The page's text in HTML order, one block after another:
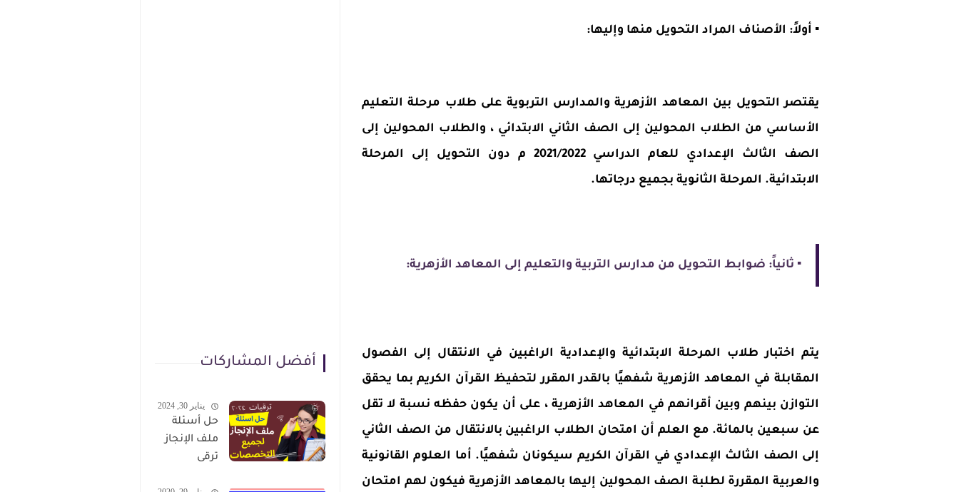
▪️ أولاً: الأصناف المراد التحويل منها وإليها:
يقتصر التحويل بين المعاهد الأزهرية والمدارس التربوية على طلاب مرحلة التعليم
الأساسي من الطلاب المحولين إلى الصف الثاني الابتدائي ، والطلاب المحولين إلى
الصف الثالث الإعدادي للعام الدراسي 2021/2022 م دون التحويل إلى المرحلة
الابتدائية. المرحلة الثانوية بجميع درجاتها.
▪️ ثانياً: ضوابط التحويل من مدارس التربية والتعليم إلى المعاهد الأزهرية:
يتم اختبار طلاب المرحلة الابتدائية والإعدادية الراغبين في الانتقال إلى الفصول
المقابلة في المعاهد الأزهرية شفهيًا بالقدر المقرر لتحفيظ القرآن الكريم بما يحقق
التوازن بينهم وبين أقرانهم في المعاهد الأزهرية ، على أن يكون حفظه نسبة لا تقل
عن سبعين بالمائة. مع العلم أن امتحان الطلاب الراغبين بالانتقال من الصف الثاني
إلى الصف الثالث الإعدادي في القرآن الكريم سيكونان شفهيًا. أما العلوم القانونية
والعربية المقررة لطلبة الصف المحولين إليها بالمعاهد الأزهرية فيكون لهم امتحان
أفضل المشاركات
يناير 30, 2024
حل أسئلة
ملف الإنجاز
ترقى